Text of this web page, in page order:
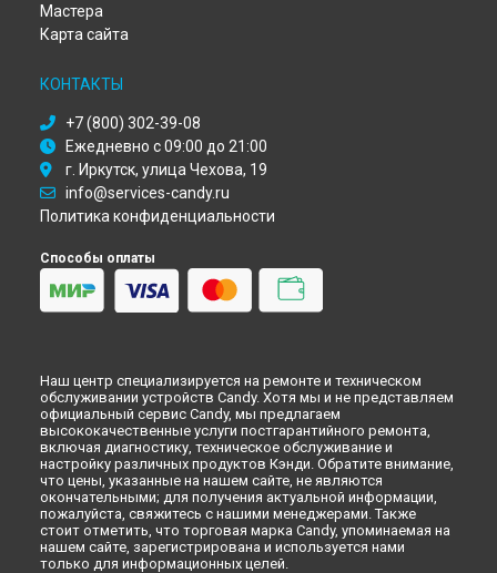
Ремонт посудомоечной машины CDI 1L38-02 Candy в
Тюмени
Иркутске
Самаре
Ремонт посудомоечной машины CDI 1L38-02 Candy в
Ремонт посудомоечной машины CDI 1L38-02 Candy в
Красноярске
Ремонт посудомоечной машины CDI 1L38-02 Candy в
Ульяновске
Ремонт посудомоечной машины CDI 1L38-02 Candy в
Ремонт посудомоечной машины CDI 1L38-02 Candy в
Кемерово
Ремонт посудомоечной машины CDI 1L38-02 Candy в
Новокузнецке
Ремонт посудомоечной машины CDI 1L38-02 Candy вРязани
Ремонт посудомоечной машины CDI 1L38-02 Candy в
Астрахани
Ремонт посудомоечной машины CDI 1L38-02 Candy в
Набережных Челнах
Мастера
Карта сайта
КОНТАКТЫ
+7 (800) 302-39-08
Ежедневно с 09:00 до 21:00
г. Иркутск, улица Чехова, 19
info@services-candy.ru
Политика конфиденциальности
Способы оплаты
Наш центр специализируется на ремонте и техническом
обслуживании устройств Candy. Хотя мы и не представляем
официальный сервис Candy, мы предлагаем
высококачественные услуги постгарантийного ремонта,
включая диагностику, техническое обслуживание и
настройку различных продуктов Кэнди. Обратите внимание,
что цены, указанные на нашем сайте, не являются
окончательными; для получения актуальной информации,
пожалуйста, свяжитесь с нашими менеджерами. Также
стоит отметить, что торговая марка Candy, упоминаемая на
нашем сайте, зарегистрирована и используется нами
только для информационных целей.